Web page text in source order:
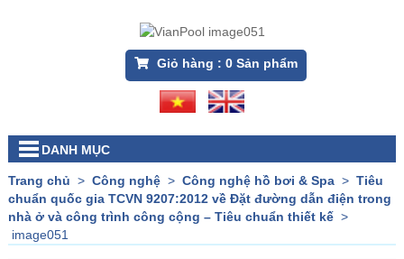
Giỏ hàng : 0Sản phẩm
DANH MỤC
Trang chủ > Công nghệ> Công nghệ hồ bơi & Spa> Tiêu
chuẩn quốc gia TCVN 9207:2012 về Đặt đường dẫn điện trong
nhà ở và công trình công cộng – Tiêu chuẩn thiết kế>
image051